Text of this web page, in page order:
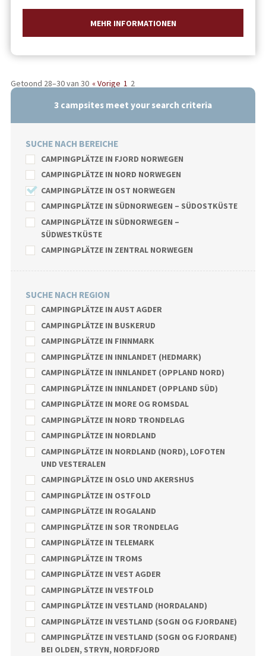
MEHR INFORMATIONEN
Getoond 28–30 van 30 « Vorige 1 2
3 campsites meet your search criteria
SUCHE NACH BEREICHE
CAMPINGPLÄTZE IN FJORD NORWEGEN
CAMPINGPLÄTZE IN NORD NORWEGEN
CAMPINGPLÄTZE IN OST NORWEGEN
CAMPINGPLÄTZE IN SÜDNORWEGEN – SÜDOSTKÜSTE
CAMPINGPLÄTZE IN SÜDNORWEGEN –
SÜDWESTKÜSTE
CAMPINGPLÄTZE IN ZENTRAL NORWEGEN
SUCHE NACH REGION
CAMPINGPLÄTZE IN AUST AGDER
CAMPINGPLÄTZE IN BUSKERUD
CAMPINGPLÄTZE IN FINNMARK
CAMPINGPLÄTZE IN INNLANDET (HEDMARK)
CAMPINGPLÄTZE IN INNLANDET (OPPLAND NORD)
CAMPINGPLÄTZE IN INNLANDET (OPPLAND SÜD)
CAMPINGPLÄTZE IN MORE OG ROMSDAL
CAMPINGPLÄTZE IN NORD TRONDELAG
CAMPINGPLÄTZE IN NORDLAND
CAMPINGPLÄTZE IN NORDLAND (NORD), LOFOTEN
UND VESTERALEN
CAMPINGPLÄTZE IN OSLO UND AKERSHUS
CAMPINGPLÄTZE IN OSTFOLD
CAMPINGPLÄTZE IN ROGALAND
CAMPINGPLÄTZE IN SOR TRONDELAG
CAMPINGPLÄTZE IN TELEMARK
CAMPINGPLÄTZE IN TROMS
CAMPINGPLÄTZE IN VEST AGDER
CAMPINGPLÄTZE IN VESTFOLD
CAMPINGPLÄTZE IN VESTLAND (HORDALAND)
CAMPINGPLÄTZE IN VESTLAND (SOGN OG FJORDANE)
CAMPINGPLÄTZE IN VESTLAND (SOGN OG FJORDANE)
BEI OLDEN, STRYN, NORDFJORD